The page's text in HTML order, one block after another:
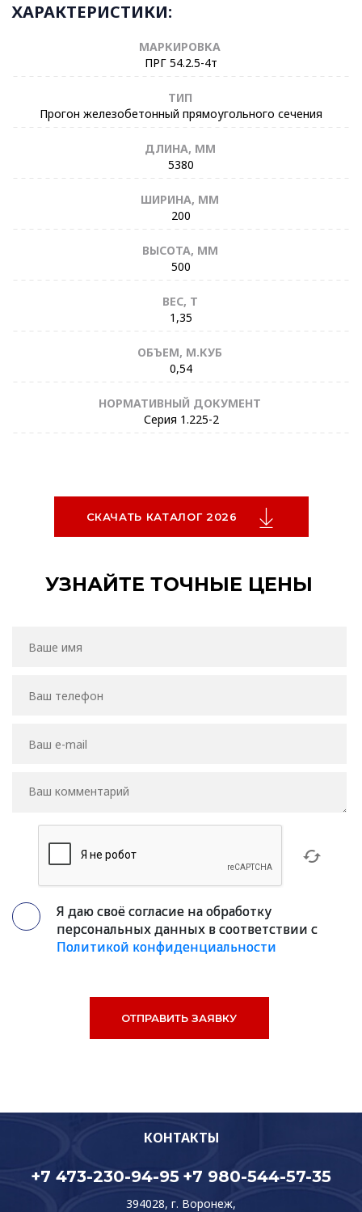
ХАРАКТЕРИСТИКИ:
МАРКИРОВКА
ПРГ 54.2.5-4т
ТИП
Прогон железобетонный прямоугольного сечения
ДЛИНА, ММ
5380
ШИРИНА, ММ
200
ВЫСОТА, ММ
500
ВЕС, Т
1,35
ОБЪЕМ, М.КУБ
0,54
НОРМАТИВНЫЙ ДОКУМЕНТ
Серия 1.225-2
СКАЧАТЬ КАТАЛОГ 2026
УЗНАЙТЕ ТОЧНЫЕ ЦЕНЫ
Я даю своё согласие на обработку
персональных данных в соответствии с
Политикой конфиденциальности
КОНТАКТЫ
+7 473-230-94-95 +7 980-544-57-35
394028, г. Воронеж,